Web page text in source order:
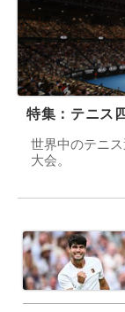
特集：テニス
世界中のテニ
大会。